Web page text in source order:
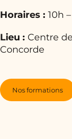
Horaires : 10h
Lieu : Centre
Concorde
Nos formations